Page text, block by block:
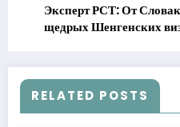
Эксперт РСТ: От
щедрых Шенгенских
RELATED POSTS